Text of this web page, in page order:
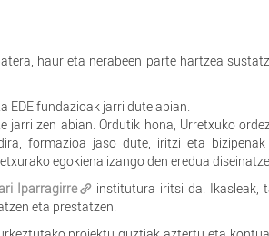
haur eta nerabeen parte hartzea
EDE fundazioak jarri dute abian.
jarri zen abian. Ordutik hona, Urretxuko
formazioa jaso dute, iritzi eta
egokiena izango den eredua
Iparragirre
institutura iritsi da. Ikasleak,
eta prestatzen.